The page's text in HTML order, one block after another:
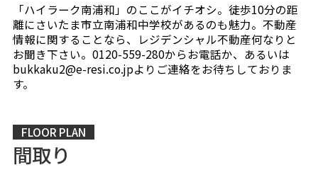
「ハイラーク南浦和」のここがイチオシ。徒歩10分の距
離にさいたま市立南浦和中学校があるのも魅力。不動産
情報に関することなら、レジデンシャル不動産何なりと
お聞き下さい。0120-559-280からお電話か、あるいは
bukkaku2@e-resi.co.jpよりご連絡をお待ちしておりま
す。
FLOOR PLAN
間取り